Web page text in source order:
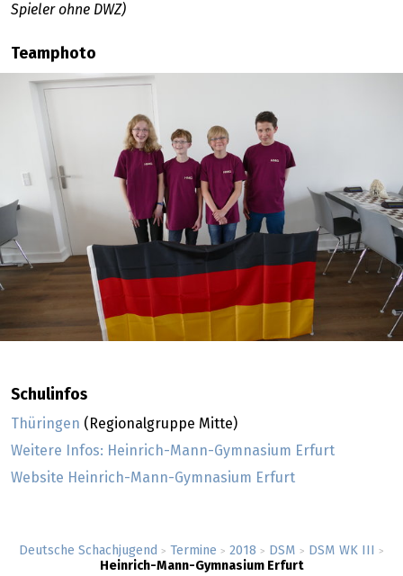
Deutsche Schachjugend > Termine > 2018 > DSM > DSM WK III >
Heinrich-Mann-Gymnasium Erfurt
Spieler ohne DWZ)
Teamphoto
Schulinfos
Thüringen (Regionalgruppe Mitte)
Weitere Infos: Heinrich-Mann-Gymnasium Erfurt
Website Heinrich-Mann-Gymnasium Erfurt